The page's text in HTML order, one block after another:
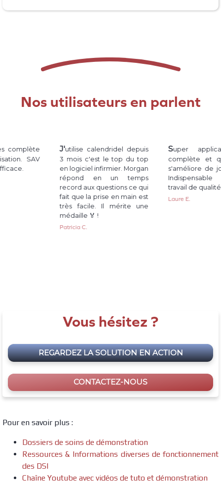
Nos utilisateurs en parlent
complète
SAV
J'utilise calendridel depuis
3 mois c'est le top du top
en logiciel infirmier. Morgan
répond en un temps
record aux questions ce qui
fait que la prise en main est
très facile. Il mérite une
médaille 🏅 !
Patricia C.
Super
complète et
s'améliore de
travail de qualité
Laure E.
Vous hésitez ?
REGARDEZ LA SOLUTION EN ACTION
CONTACTEZ-NOUS
Pour en savoir plus :
Dossiers de soins de démonstration
Ressources & Informations diverses de fonctionnement
des DSI
Chaîne Youtube avec vidéos de tuto et démonstration